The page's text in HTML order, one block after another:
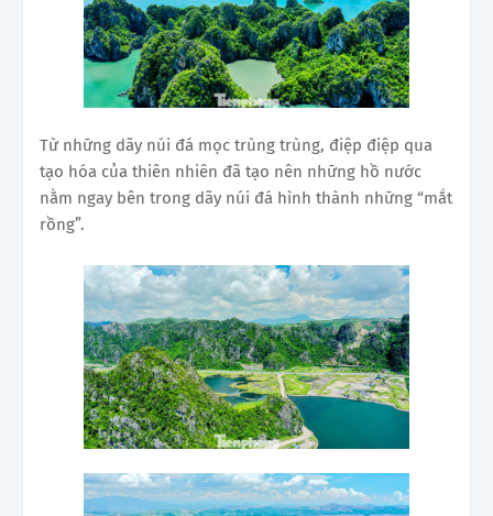
Từ những dãy núi đá mọc trùng trùng, điệp điệp qua
tạo hóa của thiên nhiên đã tạo nên những hồ nước
nằm ngay bên trong dãy núi đá hình thành những “mắt
rồng”.